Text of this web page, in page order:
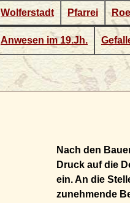
Nach den
Druck auf die
ein. An die
zunehmende
Wolferstadt Pfarrei
Anwesen im 19.Jh.